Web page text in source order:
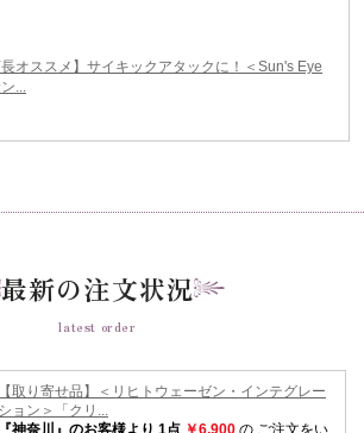
最新の注文状況
latest order